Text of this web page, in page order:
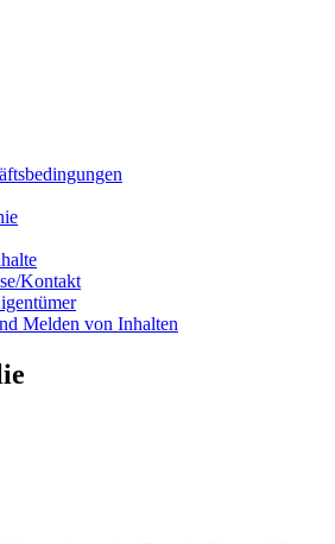
Kontakt
Melden von Inhalten